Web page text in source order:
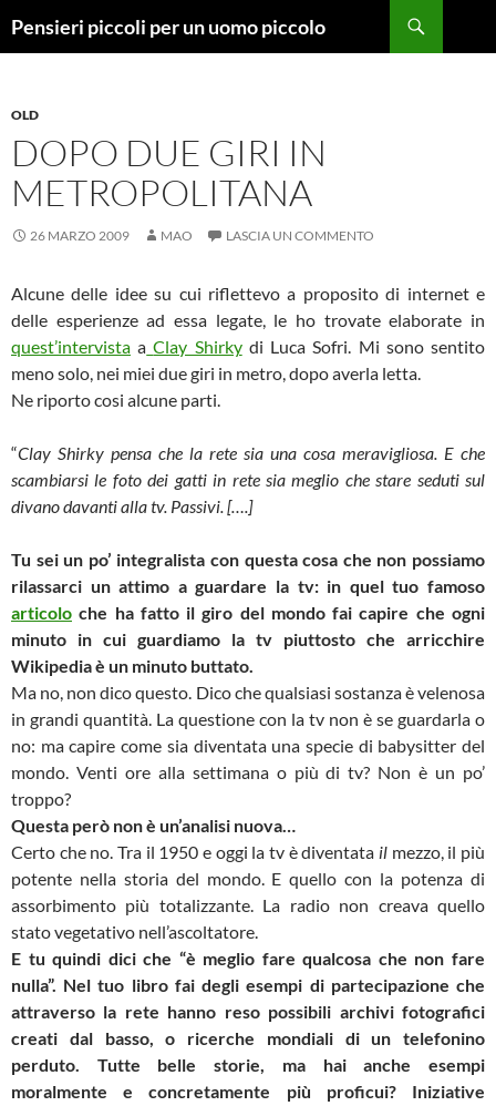
Pensieri piccoli per un uomo piccolo
OLD
DOPO DUE GIRI IN
METROPOLITANA
26 MARZO 2009 MAO LASCIA UN COMMENTO
Alcune delle idee su cui riflettevo a proposito di internet e
delle esperienze ad essa legate, le ho trovate elaborate in
quest’intervista a Clay Shirkydi Luca Sofri. Mi sono sentito
meno solo, nei miei due giri in metro, dopo averla letta.
Ne riporto cosi alcune parti.
“Clay Shirky pensa che la rete sia una cosa meravigliosa. E che
scambiarsi le foto dei gatti in rete sia meglio che stare seduti sul
divano davanti alla tv. Passivi. [….]
Tu sei un po’ integralista con questa cosa che non possiamo
rilassarci un attimo a guardare la tv: in quel tuo famoso
articolo che ha fatto il giro del mondo fai capire che ogni
minuto in cui guardiamo la tv piuttosto che arricchire
Wikipedia è un minuto buttato.
Ma no, non dico questo. Dico che qualsiasi sostanza è velenosa
in grandi quantità. La questione con la tv non è se guardarla o
no: ma capire come sia diventata una specie di babysitter del
mondo. Venti ore alla settimana o più di tv? Non è un po’
troppo?
Questa però non è un’analisi nuova…
Certo che no. Tra il 1950 e oggi la tv è diventata il mezzo, il più
potente nella storia del mondo. E quello con la potenza di
assorbimento più totalizzante. La radio non creava quello
stato vegetativo nell’ascoltatore.
E tu quindi dici che “è meglio fare qualcosa che non fare
nulla”. Nel tuo libro fai degli esempi di partecipazione che
attraverso la rete hanno reso possibili archivi fotografici
creati dal basso, o ricerche mondiali di un telefonino
perduto. Tutte belle storie, ma hai anche esempi
moralmente e concretamente più proficui? Iniziative